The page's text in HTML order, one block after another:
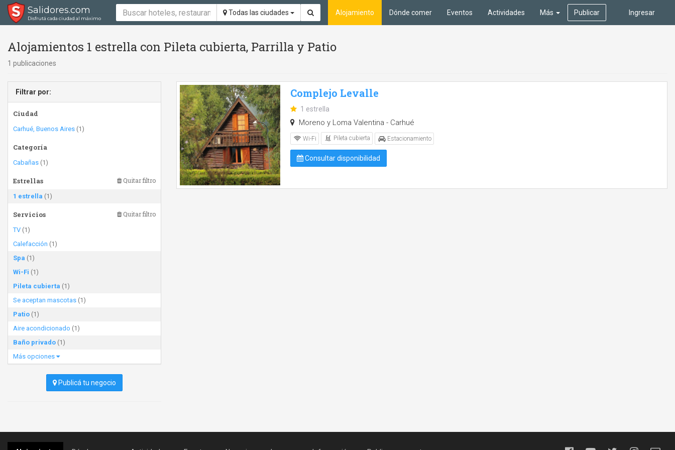
Salidores.com
Disfrutá cada ciudad al máximo
Todas las ciudades Ingresar
Alojamiento Dónde comer Eventos Actividades Más Publicar
Alojamientos 1 estrella con Pileta cubierta, Parrilla y Patio
1 publicaciones
Filtrar por:
Ciudad
Carhué, Buenos Aires (1)
Categoría
Cabañas (1)
Estrellas Quitar filtro
1 estrella (1)
Servicios Quitar filtro
TV (1)
Calefacción (1)
Spa (1)
Wi-Fi (1)
Pileta cubierta (1)
Se aceptan mascotas (1)
Patio (1)
Aire acondicionado (1)
Baño privado (1)
Más opciones
Publicá tu negocio
Complejo Levalle
1 estrella
Moreno y Loma Valentina - Carhué
Wi-Fi Pileta cubierta Estacionamiento
Consultar disponibilidad